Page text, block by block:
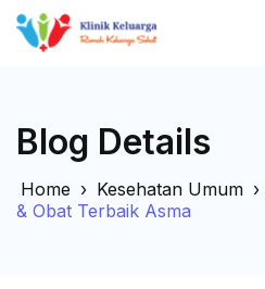
Blog Details
Home › Kesehatan Umum ›
& Obat Terbaik Asma